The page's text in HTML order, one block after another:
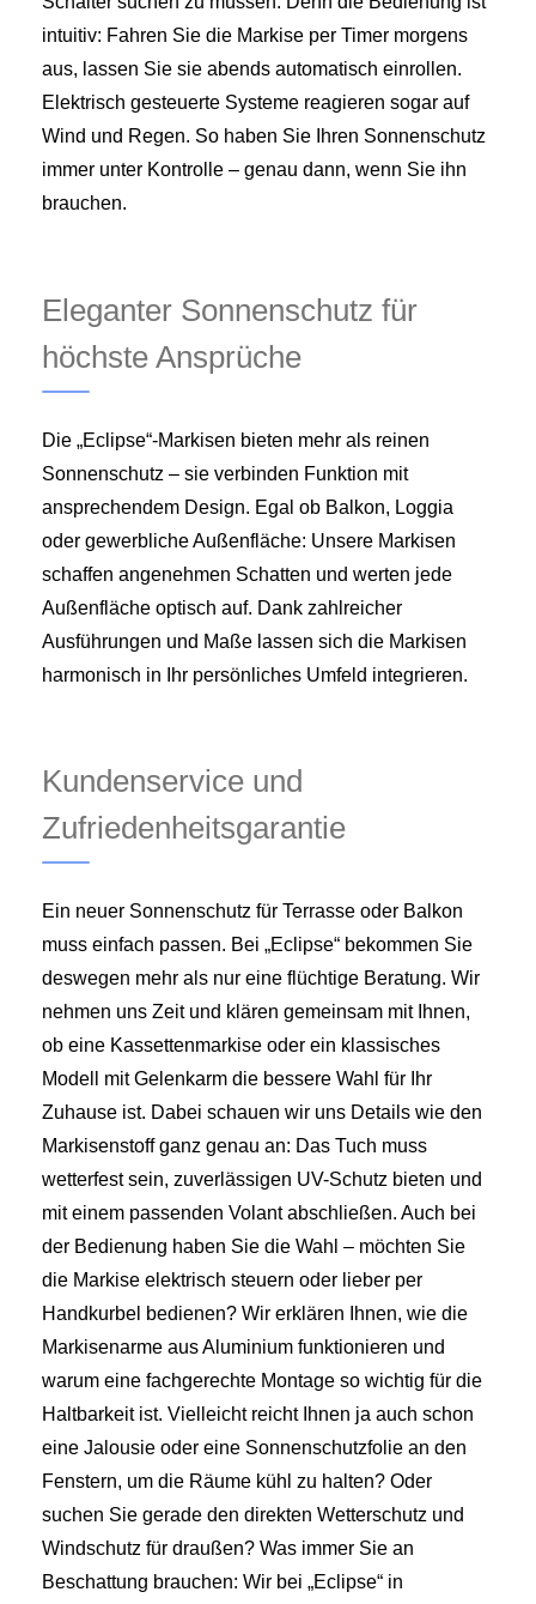
intuitiv: Fahren Sie die Markise per Timer morgens
aus, lassen Sie sie abends automatisch einrollen.
Elektrisch gesteuerte Systeme reagieren sogar auf
Wind und Regen. So haben Sie Ihren Sonnenschutz
immer unter Kontrolle – genau dann, wenn Sie ihn
brauchen.
Eleganter Sonnenschutz für
höchste Ansprüche
Die „Eclipse“-Markisen bieten mehr als reinen
Sonnenschutz – sie verbinden Funktion mit
ansprechendem Design. Egal ob Balkon, Loggia
oder gewerbliche Außenfläche: Unsere Markisen
schaffen angenehmen Schatten und werten jede
Außenfläche optisch auf. Dank zahlreicher
Ausführungen und Maße lassen sich die Markisen
harmonisch in Ihr persönliches Umfeld integrieren.
Kundenservice und
Zufriedenheitsgarantie
Ein neuer Sonnenschutz für Terrasse oder Balkon
muss einfach passen. Bei „Eclipse“ bekommen Sie
deswegen mehr als nur eine flüchtige Beratung. Wir
nehmen uns Zeit und klären gemeinsam mit Ihnen,
ob eine Kassettenmarkise oder ein klassisches
Modell mit Gelenkarm die bessere Wahl für Ihr
Zuhause ist. Dabei schauen wir uns Details wie den
Markisenstoff ganz genau an: Das Tuch muss
wetterfest sein, zuverlässigen UV-Schutz bieten und
mit einem passenden Volant abschließen. Auch bei
der Bedienung haben Sie die Wahl – möchten Sie
die Markise elektrisch steuern oder lieber per
Handkurbel bedienen? Wir erklären Ihnen, wie die
Markisenarme aus Aluminium funktionieren und
warum eine fachgerechte Montage so wichtig für die
Haltbarkeit ist. Vielleicht reicht Ihnen ja auch schon
eine Jalousie oder eine Sonnenschutzfolie an den
Fenstern, um die Räume kühl zu halten? Oder
suchen Sie gerade den direkten Wetterschutz und
Windschutz für draußen? Was immer Sie an
Beschattung brauchen: Wir bei „Eclipse“ in